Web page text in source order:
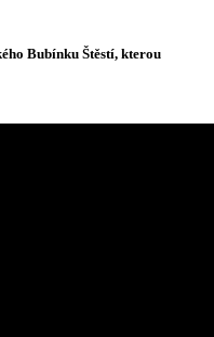
Bubínku Štěstí, kterou